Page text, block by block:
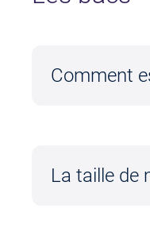
Comment
La taille de